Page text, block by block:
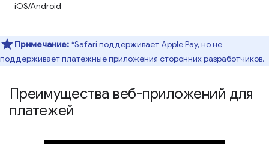
iOS/Android
Примечание: *Safari поддерживает Apple Pay, но не
поддерживает платежные приложения сторонних разработчиков.
Преимущества веб-приложений для
платежей